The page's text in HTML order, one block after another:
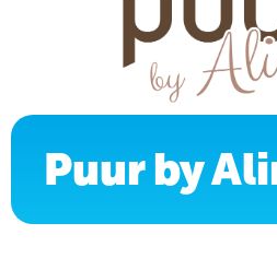
Puur by